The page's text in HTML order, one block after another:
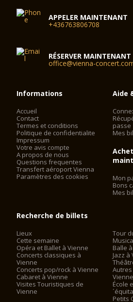
APPELER MAINTENANT
+436763806708
RÉSERVER MAINTENANT
office@vienna-
Informations
Accueil
Contact
Termes et conditions
Politique de confidentialite
Impressum
Votre avis compte
A propos de nous
Questions frequentes
Transfert aéroport Vienna
Paramètres des cookies
Aide
passe
Mes
Mon
Bons
Mes
Recherche de billets
Lieux
Cette semaine
Opéra et Ballet à Vienne
Concerts classiques à
Vienne
Concerts pop/rock à Vienne
Cabaret à Vienne
Visites Touristiques de
Vienne
Tour
Balle
Jazz à
Vienne
École
Petits